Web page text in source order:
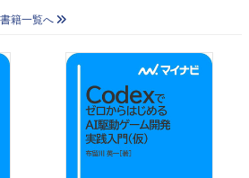
書籍一覧へ